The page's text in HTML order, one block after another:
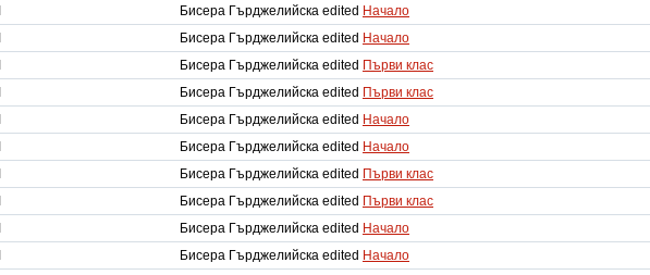
Бисера Гърджелийска edited Начало
Бисера Гърджелийска edited Начало
Бисера Гърджелийска edited Първи клас
Бисера Гърджелийска edited Първи клас
Бисера Гърджелийска edited Начало
Бисера Гърджелийска edited Начало
Бисера Гърджелийска edited Първи клас
Бисера Гърджелийска edited Първи клас
Бисера Гърджелийска edited Начало
Бисера Гърджелийска edited Начало